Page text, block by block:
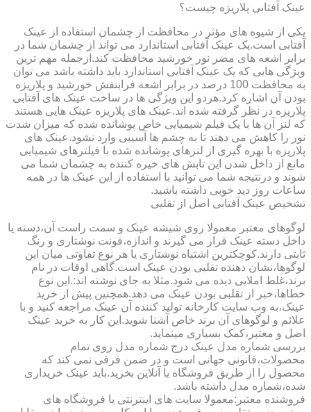
عینک آفتابی پلاریزه چیست؟
یکی از شیوه های مؤثر در محافظت از چشمان استفاده از عینک
آفتابی است.یک عینک آفتابی استاندارد می تواند از چشمان شما در
برابر اشعه های مضر نور خورشید محافظت کند.ازجمله مهم ترین
ویژگی هایی که یک عینک آفتابی استاندارد باید داشته باشد می توان
به محافظت 100 درصد در برابر اشعه فرابنفش خورشید و پلاریزه
بودن آن اشاره کرد.هردو این ویژگی ها در ساخت عینک های آفتابی
پلاریزه در نظر گرفته شده اند.عینک های پلاریزه عینک هایی هستند
که لنز آن ها با یک فیلم شیمیایی خاص پوشانده شده که میزان شدت
نور را کاهش می دهند تا به چشم ها آسیبی وارد نشود.عینک های
پلاریزه با بهره گیری از لنزهای پوشانده شده با فیلترهای شیمیایی
مانع از داخل شدن این تابش های خیره کننده به چشمان شما می
شوند و درنتیجه شما می توانید با استفاده از این عینک ها در همه
ساعات روز دید خوبی داشته باشید.
تشخیص عینک آفتابی اصل از تقلبی
لوگوهای معتبر معمولا روی شیشه عینک و سمت راست آن،دسته یا
داخل دسته عینک قرار می گیرند و اندازه،فونت نوشتاری و رنگ
ثابتی دارند.کوچکترین اشتباه نوشتاری یا هر نوع تفاوتی میان این
لوگوها،نشان دهنده تقلبی بودن عینک است.گاهی اوقات در نام
برند،غلط املایی دیده می شود.مثلا به جای نوشته اند:.این نوع
خطاها،خبر از تقلبی بودن عینک می دهد.همچنین پیش از خرید
عینک،به وب سایت کارخانه تولید کننده آن عینک مراجعه کنید و با
علائم و لوگوهای آن برند خاص آشنا شوید.این کار به خرید عینک
اصل و معتبر،کمک بسیاری مینماید.
بررسی شماره مدل عینک درج شماره مدل روی تمام
محصولات،قانونی جهانی است و در ضمن فرقی نمی کند که
محصول را از طریق فروشگاه یا آنلاین بخرید.باید عینک خریداری
شده،شماره مدل داشته باشد.
فروشنده معتبر:معمولا سایت های اینترنتی یا فروشگاه های